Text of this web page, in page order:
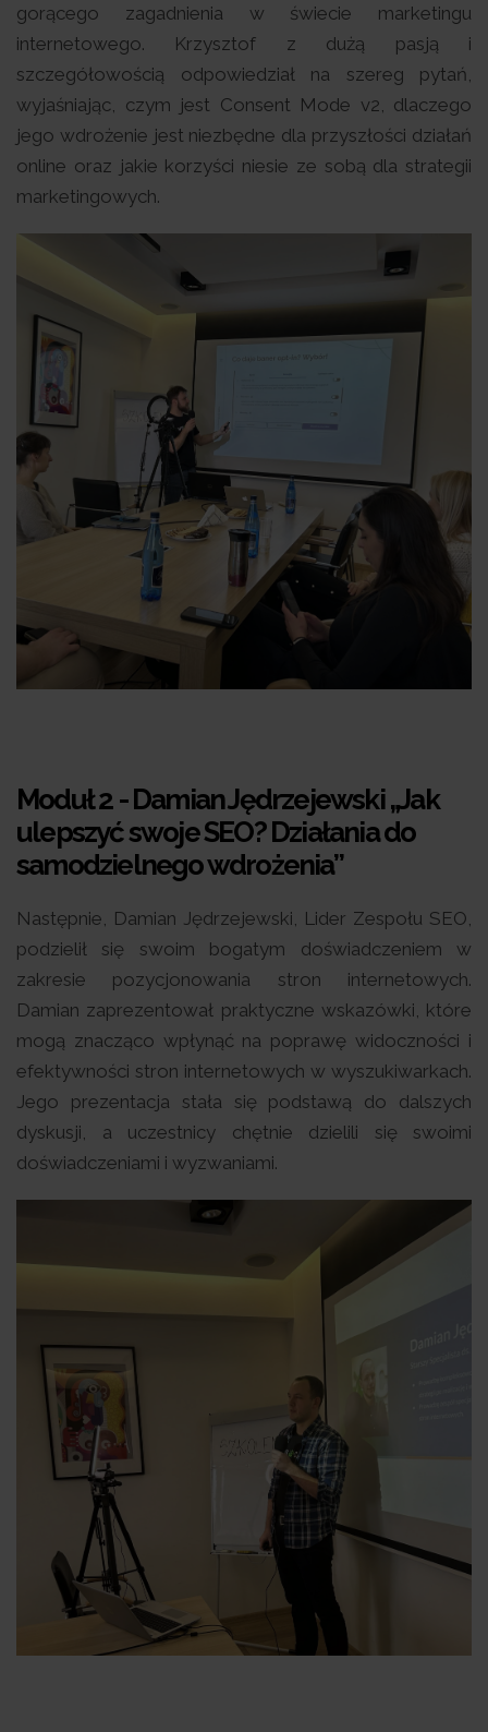
gorącego zagadnienia w świecie marketingu
internetowego. Krzysztof z dużą pasją i
szczegółowością odpowiedział na szereg pytań,
wyjaśniając, czym jest Consent Mode v2, dlaczego
jego wdrożenie jest niezbędne dla przyszłości działań
online oraz jakie korzyści niesie ze sobą dla strategii
marketingowych.
Moduł 2 - Damian Jędrzejewski „Jak
ulepszyć swoje SEO? Działania do
samodzielnego wdrożenia”
Następnie, Damian Jędrzejewski, Lider Zespołu SEO,
podzielił się swoim bogatym doświadczeniem w
zakresie pozycjonowania stron internetowych.
Damian zaprezentował praktyczne wskazówki, które
mogą znacząco wpłynąć na poprawę widoczności i
efektywności stron internetowych w wyszukiwarkach.
Jego prezentacja stała się podstawą do dalszych
dyskusji, a uczestnicy chętnie dzielili się swoimi
doświadczeniami i wyzwaniami.